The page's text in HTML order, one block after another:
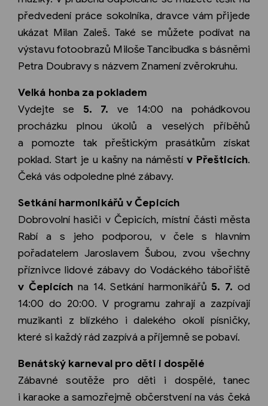
předvedení práce sokolníka, dravce vám přijede
ukázat Milan Zaleš. Také se můžete podívat na
výstavu fotoobrazů Miloše Tancibudka s básněmi
Petra Doubravy s názvem Znamení zvěrokruhu.
Velká honba za pokladem
Vydejte se 5. 7. ve 14:00 na pohádkovou
procházku plnou úkolů a veselých příběhů
a pomozte tak přeštickým prasátkům získat
poklad. Start je u kašny na náměstí v Přešticích.
Čeká vás odpoledne plné zábavy.
Setkání harmonikářů v Čepicích
Dobrovolní hasiči v Čepicích, místní části města
Rabí a s jeho podporou, v čele s hlavním
pořadatelem Jaroslavem Šubou, zvou všechny
příznivce lidové zábavy do Vodáckého tábořiště
v Čepicích na 14. Setkání harmonikářů 5. 7. od
14:00 do 20:00. V programu zahrají a zazpívají
muzikanti z blízkého i dalekého okolí písničky,
které si každý rád zazpívá a příjemně se pobaví.
Benátský karneval pro děti i dospělé
Zábavné soutěže pro děti i dospělé, tanec
i karaoke a samozřejmě občerstvení na vás čeká